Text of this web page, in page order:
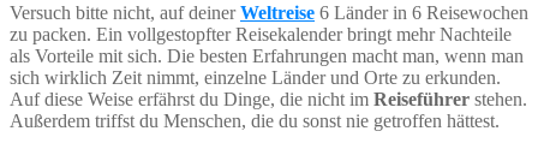
Versuch bitte nicht, auf deinerWeltreise 6 Länder in 6 Reisewochen
zu packen. Ein vollgestopfter Reisekalender bringt mehr Nachteile
als Vorteile mit sich. Die besten Erfahrungen macht man, wenn man
sich wirklich Zeit nimmt, einzelne Länder und Orte zu erkunden.
Auf diese Weise erfährst du Dinge, die nicht im Reiseführer stehen.
Außerdem triffst du Menschen, die du sonst nie getroffen hättest.